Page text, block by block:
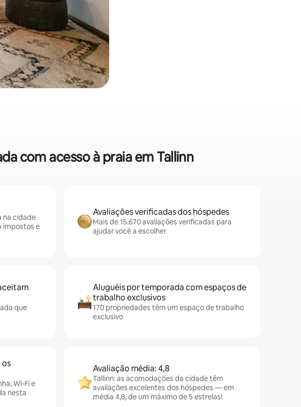
com acesso à praia em Tallinn
na cidade
impostos e
Avaliações verificadas dos hóspedes
Mais de 15.670 avaliações verificadas para
ajudar você a escolher
que
Aluguéis por temporada com espaços de
trabalho exclusivos
170 propriedades têm um espaço de trabalho
exclusivo
Wi-Fi e
nesta
Avaliação média: 4,8
Tallinn: as acomodações da cidade têm
avaliações excelentes dos hóspedes — em
média 4,8, de um máximo de 5 estrelas!